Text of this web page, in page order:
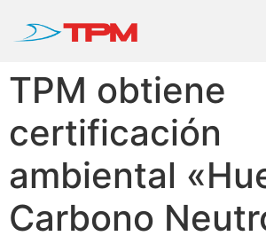
TPM obtiene
certificación
ambiental
Carbono